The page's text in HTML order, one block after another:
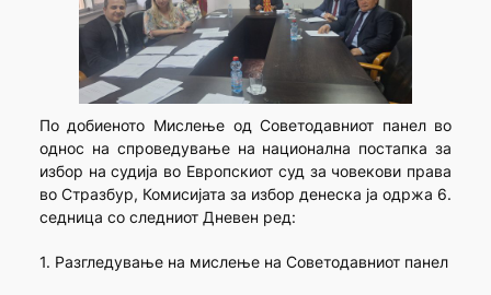
По добиеното Мислење од Советодавниот панел во
однос на спроведување на национална постапка за
избор на судија во Европскиот суд за човекови права
во Стразбур, Комисијата за избор денеска ја одржа 6.
седница со следниот Дневен ред:
1. Разгледување на мислење на Советодавниот панел